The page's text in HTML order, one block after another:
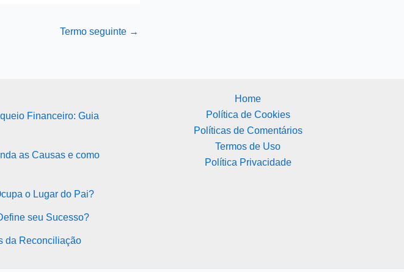
Termo seguinte →
Financeiro: Guia
as Causas e como
o Lugar do Pai?
seu Sucesso?
da Reconciliação
Home
Política de Cookies
Políticas de Comentários
Termos de Uso
Política Privacidade